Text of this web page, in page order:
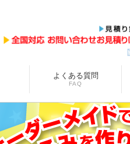
よくある質問
FAQ